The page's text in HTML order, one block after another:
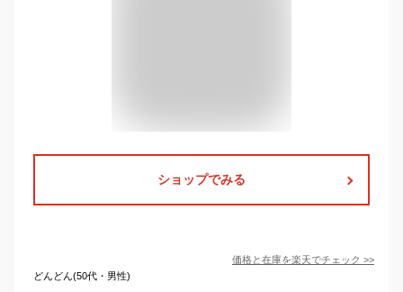
ショップでみる
価格と在庫を楽天でチェック >>
どんどん(50代・男性)